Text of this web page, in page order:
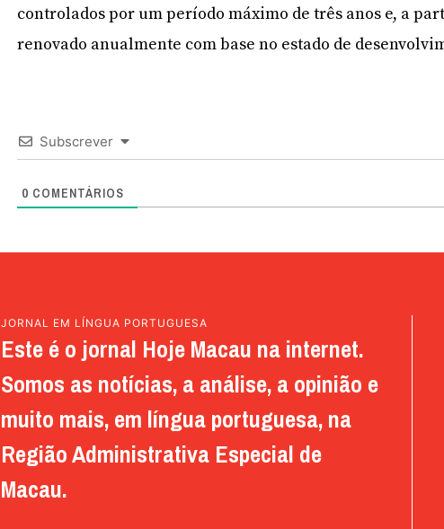
controlados por um período máximo de três anos e, a
renovado anualmente com base no estado de
Subscrever
0 COMENTÁRIOS
JORNAL EM LÍNGUA PORTUGUESA
Este é o jornal Hoje Macau na internet.
Somos as notícias, a análise, a opinião e
muito mais, em língua portuguesa, na
Região Administrativa Especial de
Macau.